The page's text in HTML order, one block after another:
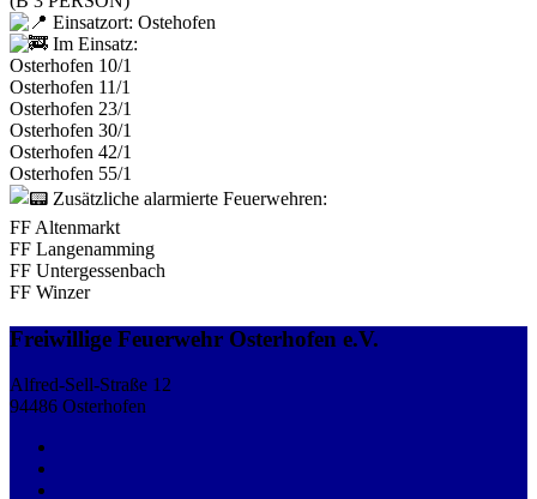
Einsatzort: Ostehofen
Im Einsatz:
Osterhofen 10/1
Osterhofen 11/1
Osterhofen 23/1
Osterhofen 30/1
Osterhofen 42/1
Osterhofen 55/1
Zusätzliche alarmierte Feuerwehren:
FF Altenmarkt
FF Langenamming
FF Untergessenbach
FF Winzer
Freiwillige Feuerwehr Osterhofen e.V.
Alfred-Sell-Straße 12
94486 Osterhofen